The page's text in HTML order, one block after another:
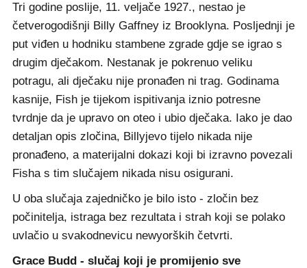
Tri godine poslije, 11. veljače 1927., nestao je
četverogodišnji Billy Gaffney iz Brooklyna. Posljednji je
put viđen u hodniku stambene zgrade gdje se igrao s
drugim dječakom. Nestanak je pokrenuo veliku
potragu, ali dječaku nije pronađen ni trag. Godinama
kasnije, Fish je tijekom ispitivanja iznio potresne
tvrdnje da je upravo on oteo i ubio dječaka. Iako je dao
detaljan opis zločina, Billyjevo tijelo nikada nije
pronađeno, a materijalni dokazi koji bi izravno povezali
Fisha s tim slučajem nikada nisu osigurani.
U oba slučaja zajedničko je bilo isto - zločin bez
počinitelja, istraga bez rezultata i strah koji se polako
uvlačio u svakodnevicu newyorških četvrti.
Grace Budd - slučaj koji je promijenio sve